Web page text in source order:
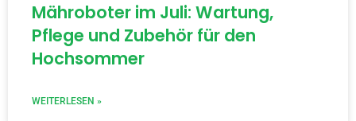
Mähroboter im Juli: Wartung,
Pflege und Zubehör für den
Hochsommer
WEITERLESEN »